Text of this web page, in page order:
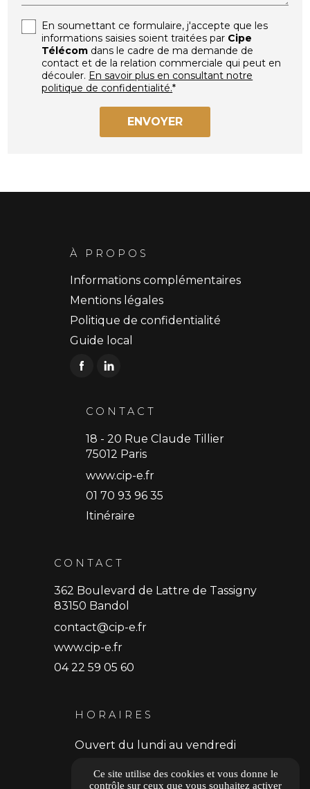
En soumettant ce formulaire, j'accepte que les
informations saisies soient traitées par Cipe
Télécom dans le cadre de ma demande de
contact et de la relation commerciale qui peut en
découler. En savoir plus en consultant notre
politique de confidentialité.*
À PROPOS
Informations complémentaires
Mentions légales
Politique de confidentialité
Guide local
CONTACT
18 - 20 Rue Claude Tillier
75012 Paris
www.cip-e.fr
01 70 93 96 35
Itinéraire
CONTACT
362 Boulevard de Lattre de Tassigny
83150 Bandol
contact@cip-e.fr
www.cip-e.fr
04 22 59 05 60
HORAIRES
Ouvert du lundi au vendredi
Ce site utilise des cookies et vous donne le
contrôle sur ceux que vous souhaitez activer